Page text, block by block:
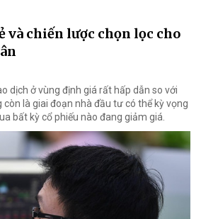
và chiến lược chọn lọc cho
dịch ở vùng định giá rất hấp dẫn so với
còn là giai đoạn nhà đầu tư có thể kỳ vọng
bất kỳ cổ phiếu nào đang giảm giá.